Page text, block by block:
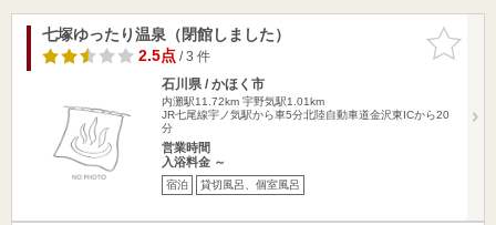
お気に入
りに追加
七塚ゆったり温泉（閉館しました）
2.5点/ 3 件
石川県 / かほく市
内灘駅11.72km 宇野気駅1.01km
JR七尾線宇ノ気駅から車5分北陸自動車道金沢東ICから20
分
営業時間
入浴料金 ～
宿泊 貸切風呂、個室風呂